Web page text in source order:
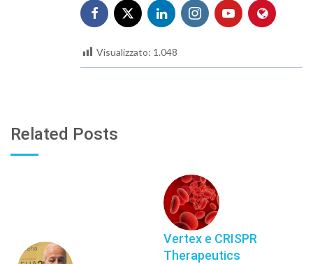
Visualizzato: 1.048
Related Posts
Vertex e CRISPR
Therapeutics